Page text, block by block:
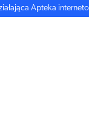
Apteka